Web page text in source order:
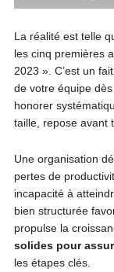
La réalité est telle
les cinq premières
2023 ». C’est un
de votre équipe
honorer
taille, repose avant
Une organisation
pertes de
incapacité à
bien structurée
propulse la
solides pour
les étapes clés.